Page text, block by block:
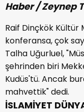
Haber / Zeynep
Raif Dinçkök Kültür
konferansa, çok
Talha Uğurluel,
şehrinden biri
Kudüs'tü. Ancak
mahvettik" dedi.
İSLAMİYET